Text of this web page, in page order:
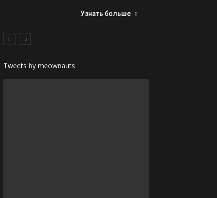
Узнать больше
Tweets by meownauts